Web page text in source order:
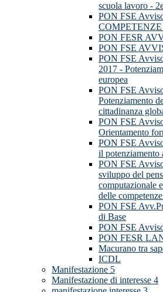
scuola lavoro -
PON FSE
PON FESR
PON FSE
PON FSE
2017 -
europea
PON FSE
Potenziamento
cittadinanza
PON FSE
Orientamento
PON FSE
il
PON FSE
sviluppo del
computazionale
delle
PON FSE
di Base
PON FSE
PON FESR
Macurano tra
ICDL
Manifestazione 5
Manifestazione di interesse 4